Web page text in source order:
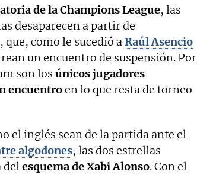
de la Champions League, las
desaparecen a partir de
que, como le sucedió aRaúl Asencio
un encuentro de suspensión. Por
son los únicos jugadores
encuentroen lo que resta de torneo
el inglés sean de la partida ante el
algodones, las dos estrellas
delesquema de Xabi Alonso. Con el